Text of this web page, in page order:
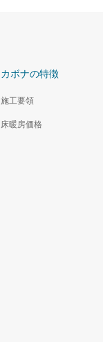
カボナの特徴
施工要領
床暖房価格